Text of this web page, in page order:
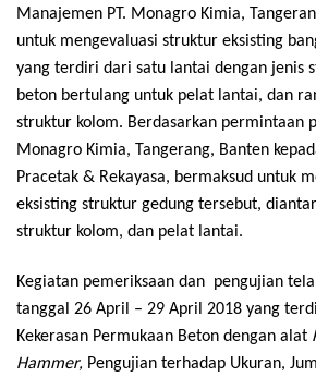
Manajemen PT. Monagro Kimia,
untuk mengevaluasi struktur eksisting
yang terdiri dari satu lantai dengan jenis
beton bertulang untuk pelat lantai, dan
struktur kolom. Berdasarkan permintaan
Monagro Kimia, Tangerang, Banten
Pracetak & Rekayasa, bermaksud untuk
eksisting struktur gedung tersebut,
struktur kolom, dan pelat lantai.
Kegiatan pemeriksaan dan pengujian
tanggal 26 April – 29 April 2018 yang
Kekerasan Permukaan Beton dengan alat
Hammer, Pengujian terhadap Ukuran,